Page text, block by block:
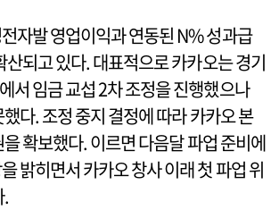
자발 영업이익과 연동된 N% 성과급
산되고 있다. 대표적으로 카카오는 경기
서 임금 교섭 2차 조정을 진행했으나
다. 조정 중지 결정에 따라 카카오 본
확보했다. 이르면 다음달 파업 준비에
밝히면서 카카오 창사 이래 첫 파업 위
.